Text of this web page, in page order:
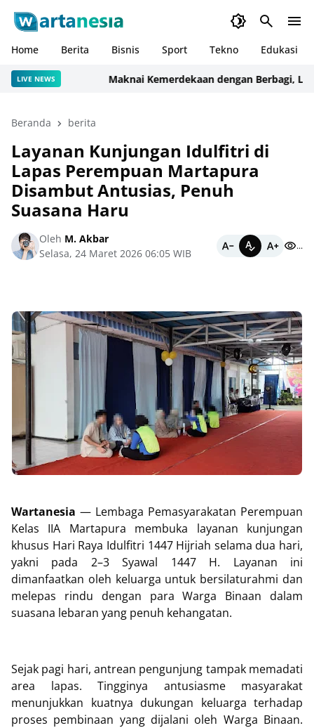
Home Berita Bisnis Sport Tekno Edukasi
LIVE NEWS Maknai Kemerdekaan dengan Berbagi,
Beranda berita
Layanan Kunjungan Idulfitri di
Lapas Perempuan Martapura
Disambut Antusias, Penuh
Suasana Haru
Oleh M. Akbar
Selasa, 24 Maret 2026 06:05 WIB
...
Wartanesia — Lembaga Pemasyarakatan Perempuan
Kelas IIA Martapura membuka layanan kunjungan
khusus Hari Raya Idulfitri 1447 Hijriah selama dua hari,
yakni pada 2–3 Syawal 1447 H. Layanan ini
dimanfaatkan oleh keluarga untuk bersilaturahmi dan
melepas rindu dengan para Warga Binaan dalam
suasana lebaran yang penuh kehangatan.
Sejak pagi hari, antrean pengunjung tampak memadati
area lapas. Tingginya antusiasme masyarakat
menunjukkan kuatnya dukungan keluarga terhadap
proses pembinaan yang dijalani oleh Warga Binaan.